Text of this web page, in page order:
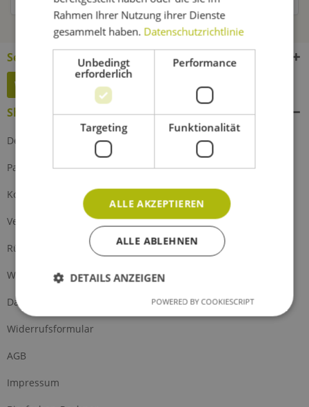
Service Hotline
Widerruf erklären
Shop Service
Defektes Produkt
Partnerprogramm
Kontakt
Versand und Zahlung
Rückgabe
Widerrufsrecht
Datenschutz
Widerrufsformular
AGB
Impressum
Rahmen Ihrer Nutzung ihrer Dienste
gesammelt haben. Datenschutzrichtlinie
Unbedingt
erforderlich
Performance
Targeting Funktionalität
ALLE AKZEPTIEREN
ALLE ABLEHNEN
DETAILS ANZEIGEN
POWERED BY COOKIESCRIPT